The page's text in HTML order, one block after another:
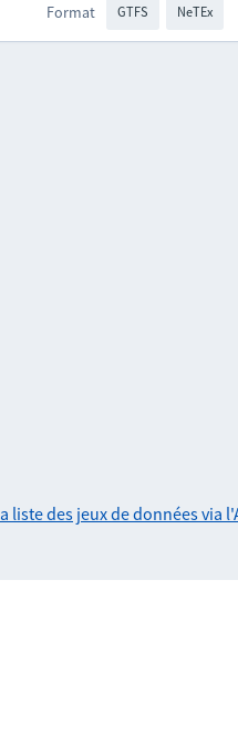
Format GTFS NeTEx
liste des jeux de données via